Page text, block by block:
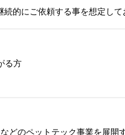
的にご依頼する事を想定して
る方
どのペットテック事業を展開